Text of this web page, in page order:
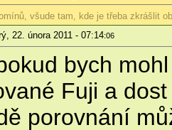
všude tam, kde je třeba zkrášlit
22. února 2011 - 07:14:06
bych
Fuji a
porovnání